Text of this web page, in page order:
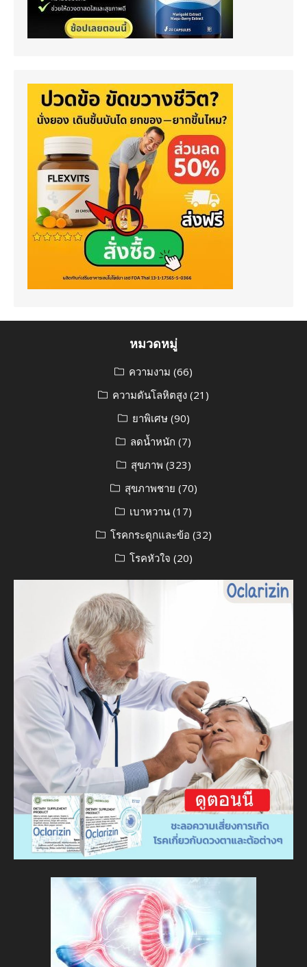
หมวดหมู่
ความงาม (66)
ความดันโลหิตสูง (21)
ยาพิเศษ(90)
ลดน้ำหนัก (7)
สุขภาพ (323)
สุขภาพชาย (70)
เบาหวาน (17)
โรคกระดูกและข้อ (32)
โรคหัวใจ (20)